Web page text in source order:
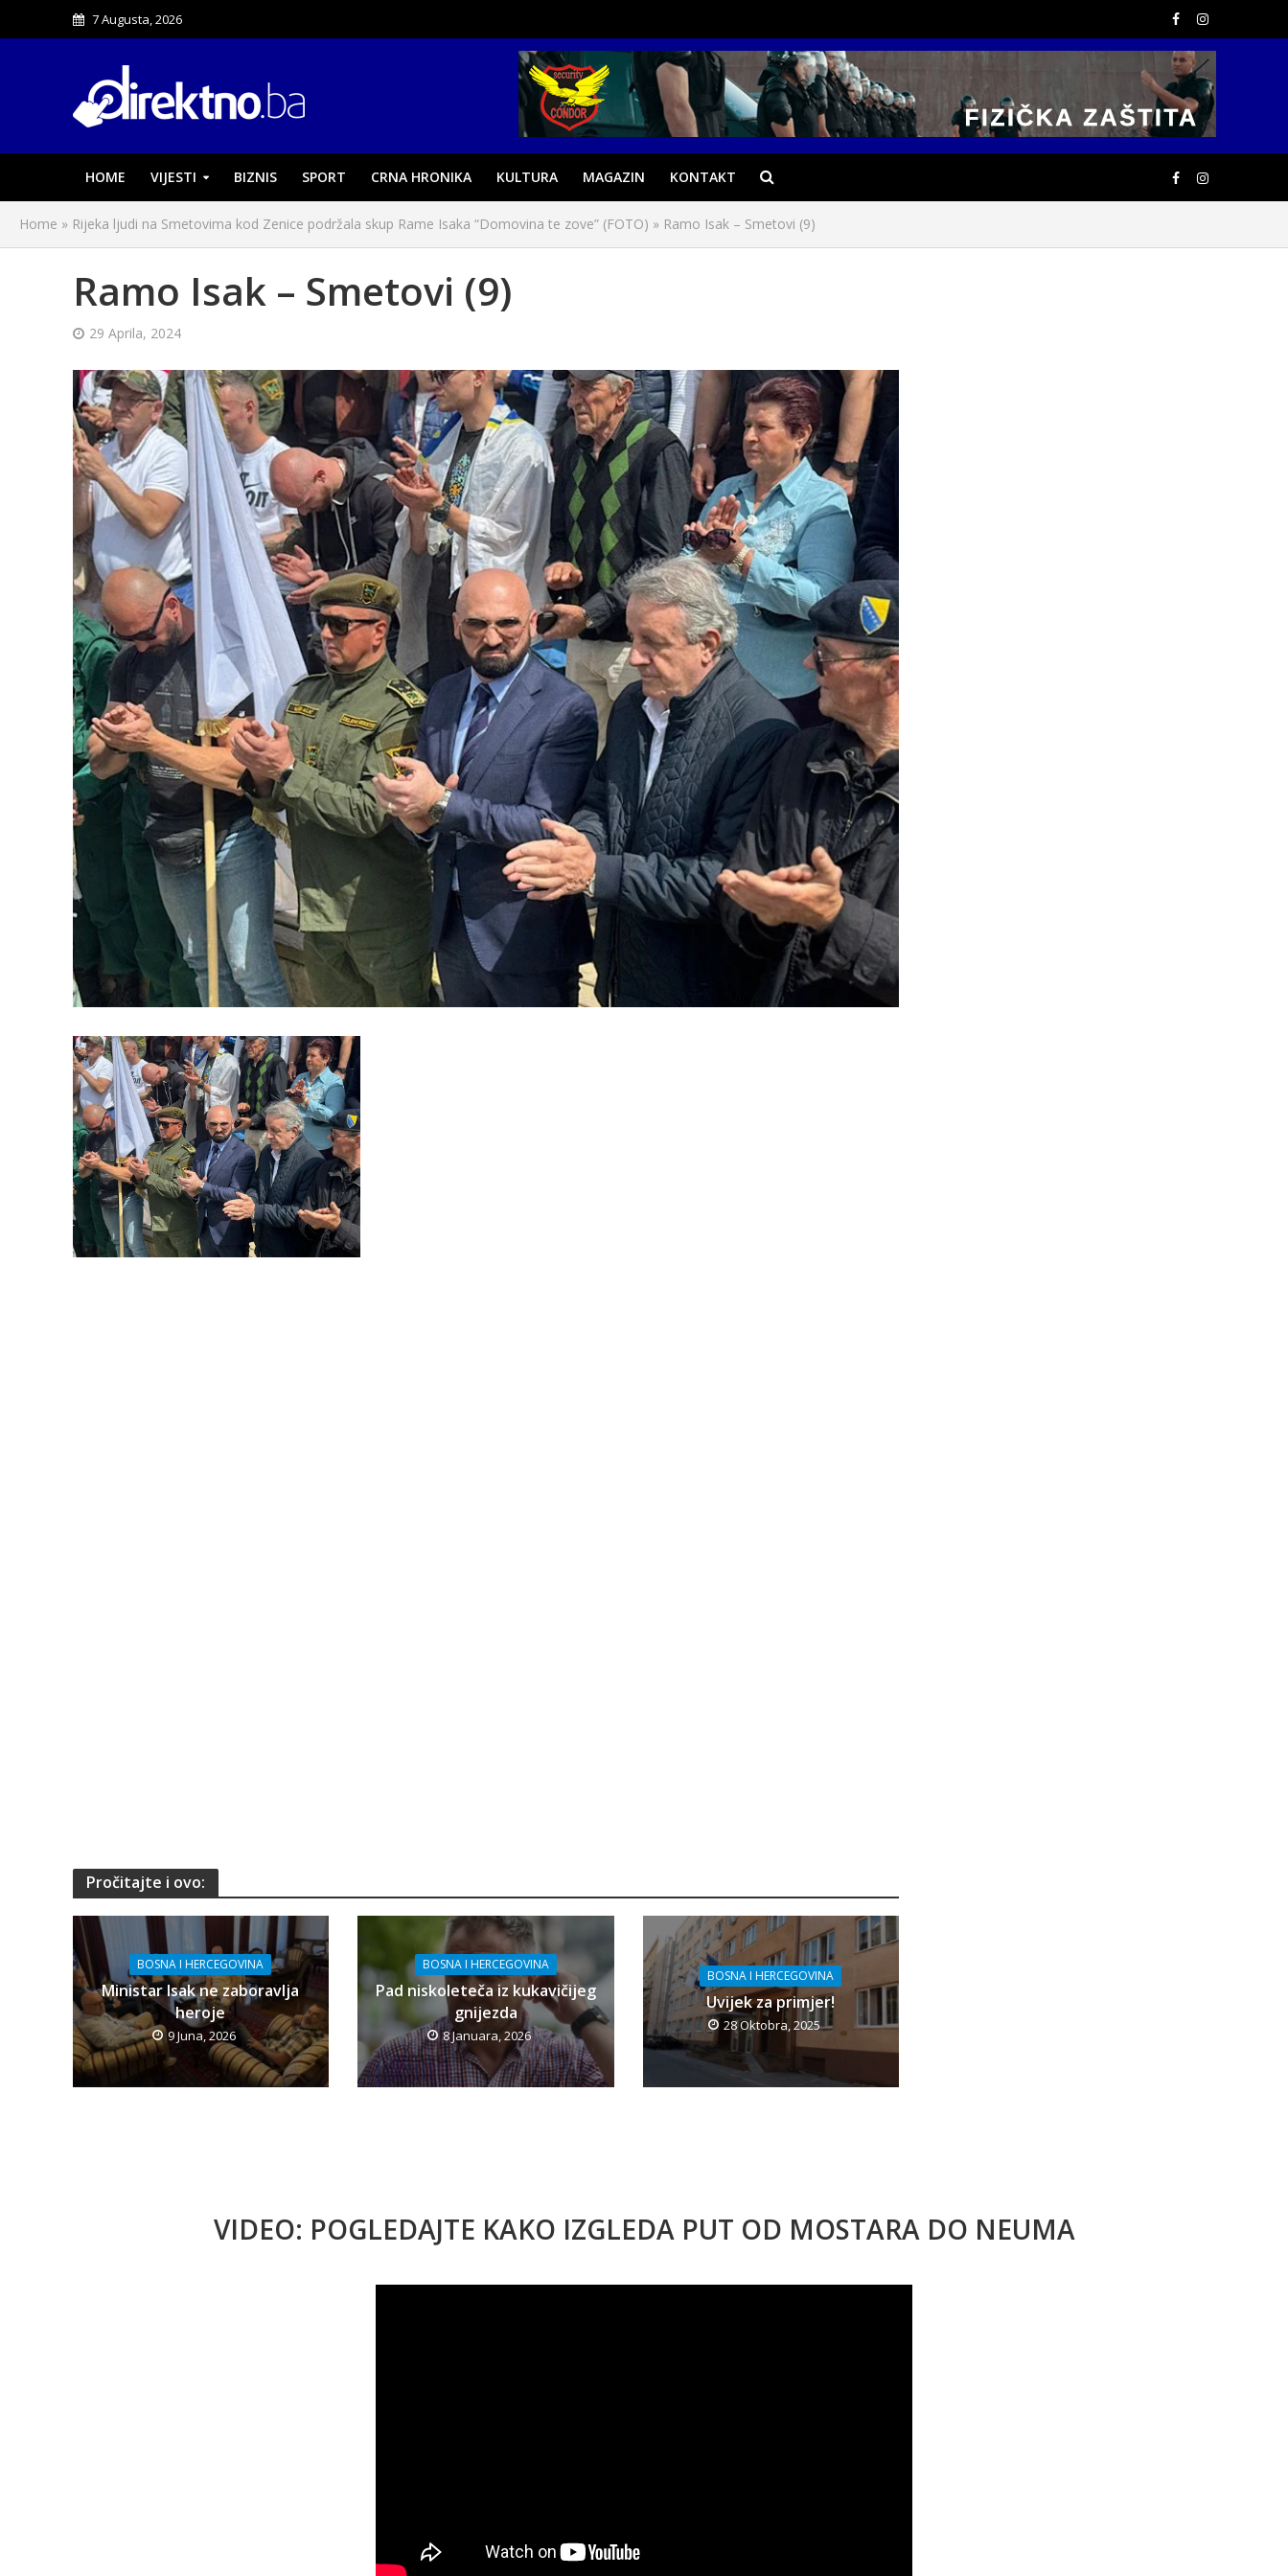
7 Augusta, 2026
HOME VIJESTI BIZNIS SPORT CRNA HRONIKA KULTURA MAGAZIN KONTAKT
Home » Rijeka ljudi na Smetovima kod Zenice podržala skup Rame Isaka “Domovina te zove” (FOTO) » Ramo Isak – Smetovi (9)
Ramo Isak – Smetovi (9)
29 Aprila, 2024
Pročitajte i ovo:
BOSNA I HERCEGOVINA
Ministar Isak ne zaboravlja
heroje
9 Juna, 2026
BOSNA I HERCEGOVINA
Pad niskoleteča iz kukavičijeg
gnijezda
8 Januara, 2026
BOSNA I HERCEGOVINA
Uvijek za primjer!
28 Oktobra, 2025
VIDEO: POGLEDAJTE KAKO IZGLEDA PUT OD MOSTARA DO NEUMA